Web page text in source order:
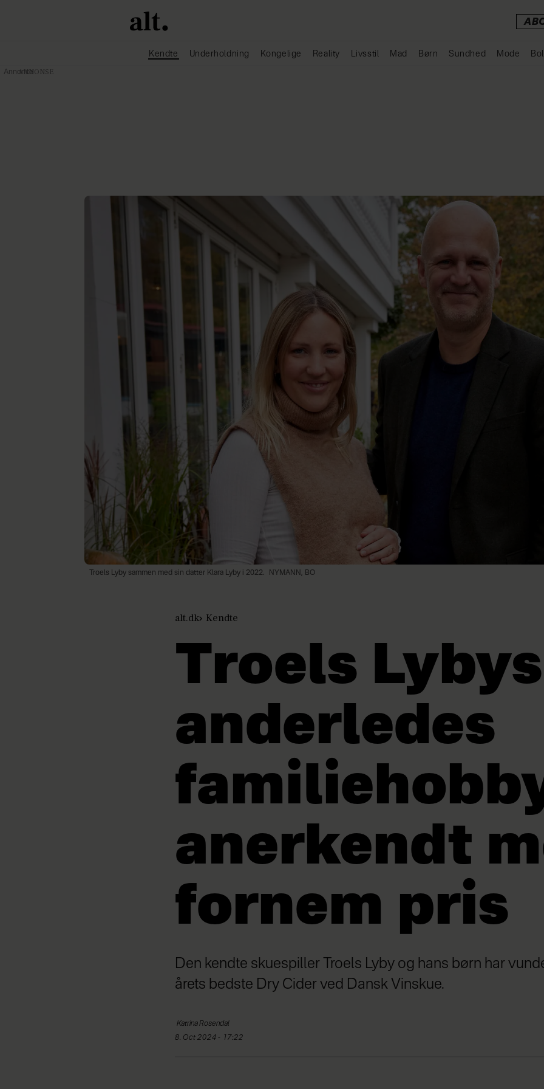
Kendte Underholdning Kongelige Reality Livsstil Mad Børn Sundhed Mode
Troels Lyby sammen med sin datter Klara Lyby i 2022. NYMANN, BO
alt.dk Kendte
Troels Lybys
anderledes
anerkendt
fornem pris
Den kendte skuespiller Troels Lyby og hans børn har
årets bedste Dry Cider ved Dansk Vinskue.
KatrinaRosendal
8. Oct 2024 - 17:22
Annonce